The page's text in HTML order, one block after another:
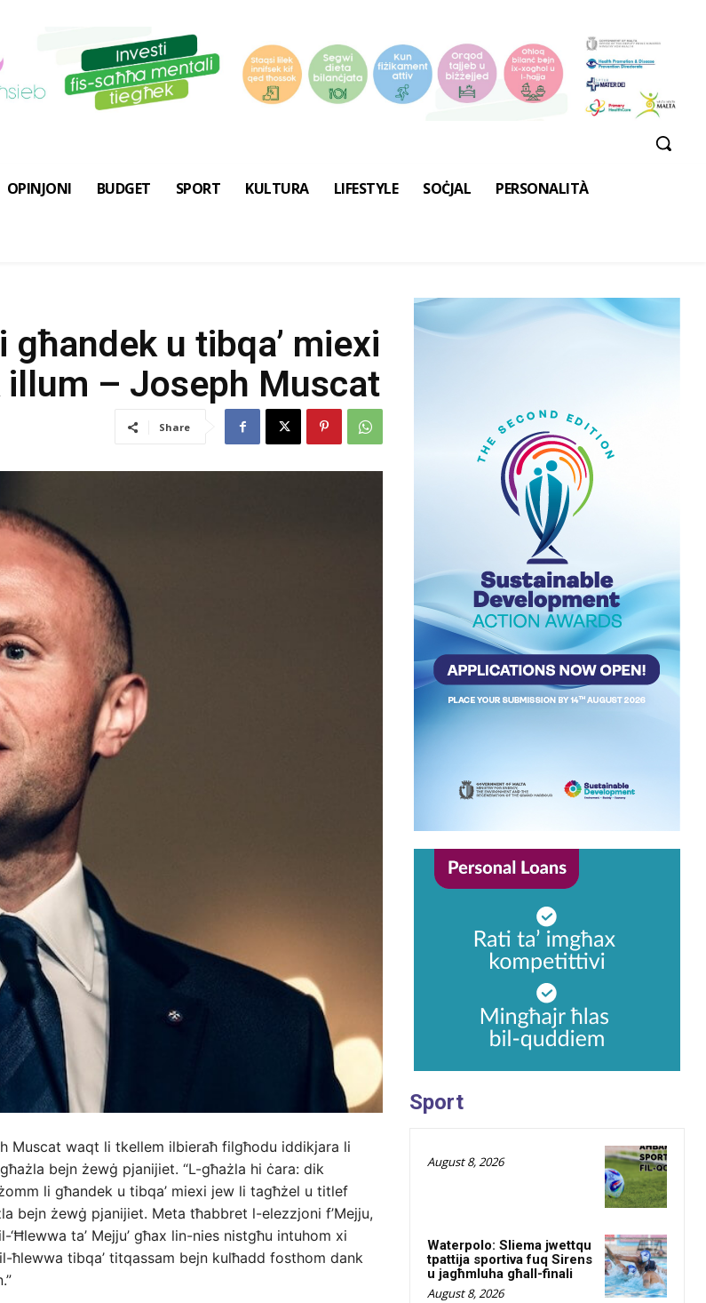
OPINJONI BUDGET SPORT KULTURA LIFESTYLE SOĊJAL PERSONALITÀ
u tibqa’ miexi
– Joseph Muscat
Share
Muscat waqt li tkellem ilbieraħ filgħodu iddikjara li
bejn żewġ pjanijiet. “L-għażla hi ċara: dik
li għandek u tibqa’ miexi jew li tagħżel u titlef
bejn żewġ pjanijiet. Meta tħabbret l-elezzjoni f’Mejju,
ta’ Mejju’ għax lin-nies nistgħu intuhom xi
ħlewwa tibqa’ titqassam bejn kulħadd fosthom dank
Sport
August 8, 2026
Waterpolo: Sliema jwettqu
tpattija sportiva fuq Sirens
u jagħmluha għall-finali
August 8, 2026